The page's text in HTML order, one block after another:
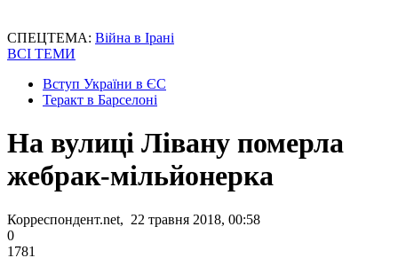
СПЕЦТЕМА: Війна в Ірані
ВСІ ТЕМИ
Вступ України в ЄС
Теракт в Барселоні
На вулиці Лівану померла
жебрак-мільйонерка
Корреспондент.net, 22 травня 2018, 00:58
0
1781